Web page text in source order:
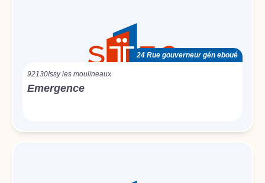
24 Rue gouverneur gén eboué
92130Issy les moulineaux
Emergence